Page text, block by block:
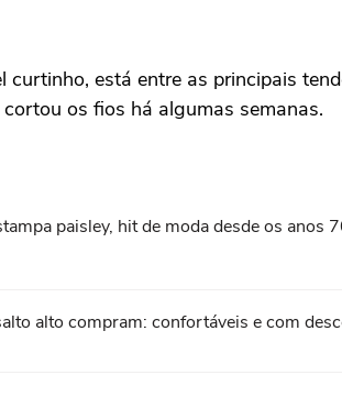
está entre as principais
os fios há algumas semanas.
paisley, hit de moda desde os anos
alto compram: confortáveis e com